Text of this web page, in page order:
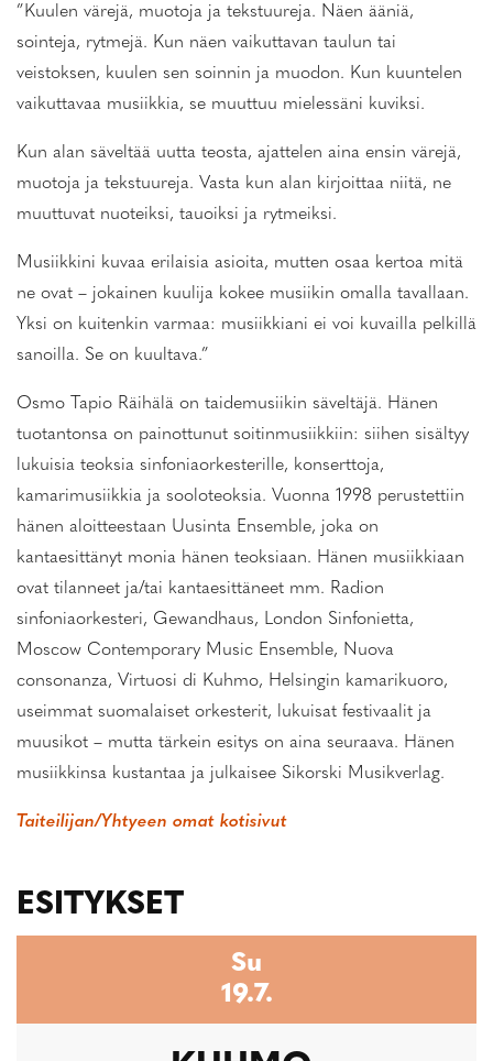
”Kuulen värejä, muotoja ja tekstuureja. Näen ääniä,
sointeja, rytmejä. Kun näen vaikuttavan taulun tai
veistoksen, kuulen sen soinnin ja muodon. Kun kuuntelen
vaikuttavaa musiikkia, se muuttuu mielessäni kuviksi.
Kun alan säveltää uutta teosta, ajattelen aina ensin värejä,
muotoja ja tekstuureja. Vasta kun alan kirjoittaa niitä, ne
muuttuvat nuoteiksi, tauoiksi ja rytmeiksi.
Musiikkini kuvaa erilaisia asioita, mutten osaa kertoa mitä
ne ovat – jokainen kuulija kokee musiikin omalla tavallaan.
Yksi on kuitenkin varmaa: musiikkiani ei voi kuvailla pelkillä
sanoilla. Se on kuultava.”
Osmo Tapio Räihälä on taidemusiikin säveltäjä. Hänen
tuotantonsa on painottunut soitinmusiikkiin: siihen sisältyy
lukuisia teoksia sinfoniaorkesterille, konserttoja,
kamarimusiikkia ja sooloteoksia. Vuonna 1998 perustettiin
hänen aloitteestaan Uusinta Ensemble, joka on
kantaesittänyt monia hänen teoksiaan. Hänen musiikkiaan
ovat tilanneet ja/tai kantaesittäneet mm. Radion
sinfoniaorkesteri, Gewandhaus, London Sinfonietta,
Moscow Contemporary Music Ensemble, Nuova
consonanza, Virtuosi di Kuhmo, Helsingin kamarikuoro,
useimmat suomalaiset orkesterit, lukuisat festivaalit ja
muusikot – mutta tärkein esitys on aina seuraava. Hänen
musiikkinsa kustantaa ja julkaisee Sikorski Musikverlag.
Taiteilijan/Yhtyeen omat kotisivut
ESITYKSET
Su
19.7.